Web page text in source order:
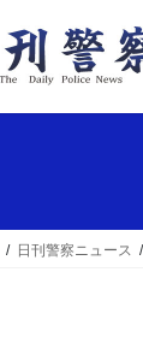
日刊警察ニュース